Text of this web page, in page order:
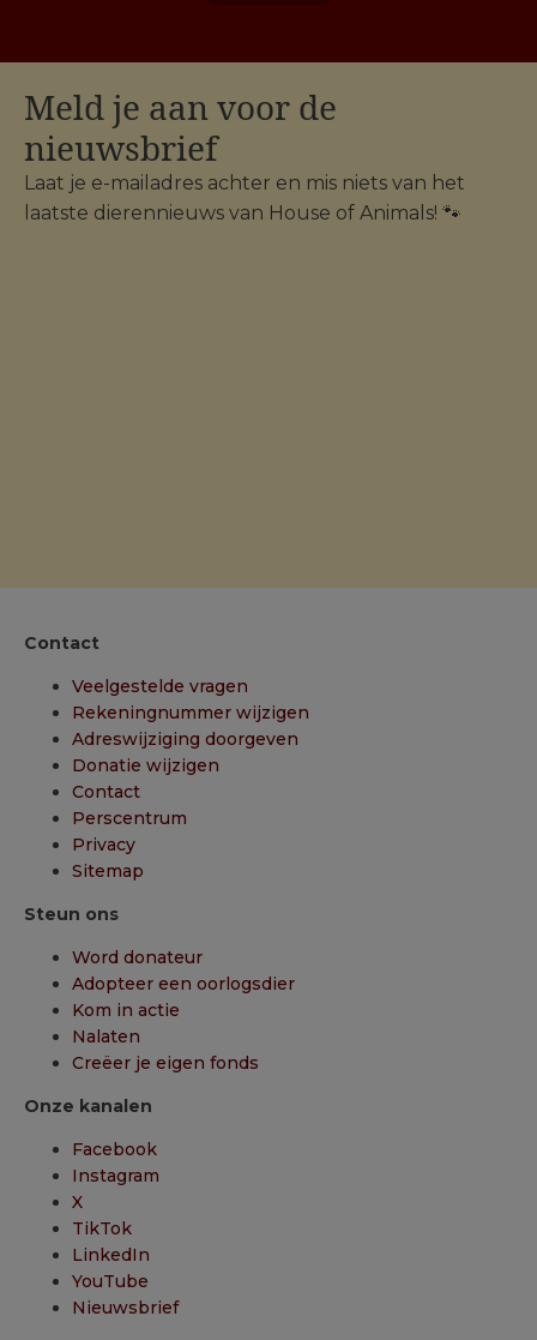
Meld je aan voor de
nieuwsbrief
Laat je e-mailadres achter en mis niets van het
laatste dierennieuws van House of Animals! 🐾
Contact
Veelgestelde vragen
Rekeningnummer wijzigen
Adreswijziging doorgeven
Donatie wijzigen
Contact
Perscentrum
Privacy
Sitemap
Steun ons
Word donateur
Adopteer een oorlogsdier
Kom in actie
Nalaten
Creëer je eigen fonds
Onze kanalen
Facebook
Instagram
X
TikTok
LinkedIn
YouTube
Nieuwsbrief